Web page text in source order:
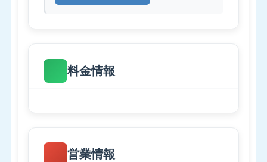
料金情報
営業情報